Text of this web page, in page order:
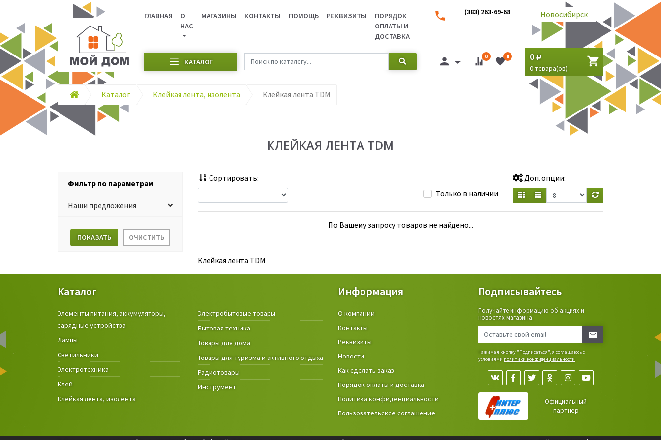
ГЛАВНАЯ
О
НАС
МАГАЗИНЫ КОНТАКТЫ ПОМОЩЬ РЕКВИЗИТЫ
ПОРЯДОК
ОПЛАТЫ И
ДОСТАВКА
(383) 263-69-68 Новосибирск
КАТАЛОГ
0 0 0
0товара(ов)
Каталог Клейкая лента, изолента Клейкая лента TDM
КЛЕЙКАЯ ЛЕНТА TDM
Фильтр по параметрам
Наши предложения
ПОКАЗАТЬ ОЧИСТИТЬ
Сортировать:
Только в наличии
Доп. опции:
По Вашему запросу товаров не найдено...
Клейкая лента TDM
Каталог
Элементы питания, аккумуляторы,
зарядные устройства
Лампы
Светильники
Электротехника
Клей
Клейкая лента, изолента
Электробытовые товары
Бытовая техника
Товары для дома
Товары для туризма и активного отдыха
Радиотовары
Инструмент
Крепёжные изделия и строительные
материалы
Товары и инструмент для дачи, сада,
Фонари
Информация
О компании
Контакты
Реквизиты
Новости
Как сделать заказ
Порядок оплаты и доставка
Политика конфиденциальности
Пользовательское соглашение
Подписывайтесь
Получайте информацию об акциях и
новостях магазина.
Нажимая кнопку "Подписаться", я соглашаюсь с
условиями политики конфиденциальности
Официальный
партнер